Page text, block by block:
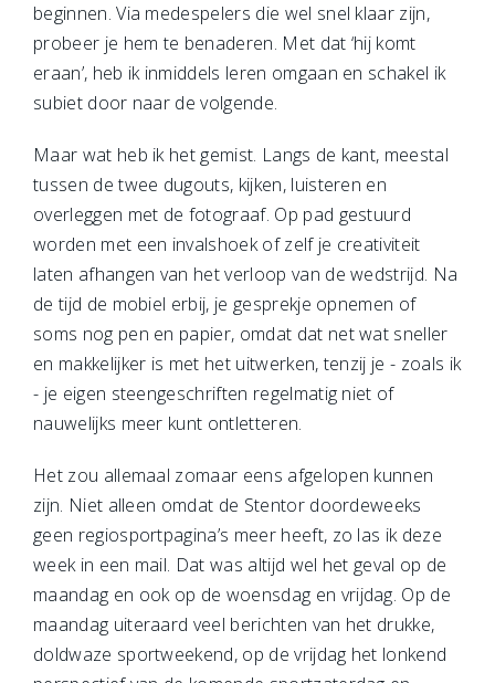
beginnen. Via medespelers die wel snel klaar zijn,
probeer je hem te benaderen. Met dat ‘hij komt
eraan’, heb ik inmiddels leren omgaan en schakel ik
subiet door naar de volgende.
Maar wat heb ik het gemist. Langs de kant, meestal
tussen de twee dugouts, kijken, luisteren en
overleggen met de fotograaf. Op pad gestuurd
worden met een invalshoek of zelf je creativiteit
laten afhangen van het verloop van de wedstrijd. Na
de tijd de mobiel erbij, je gesprekje opnemen of
soms nog pen en papier, omdat dat net wat sneller
en makkelijker is met het uitwerken, tenzij je - zoals ik
- je eigen steengeschriften regelmatig niet of
nauwelijks meer kunt ontletteren.
Het zou allemaal zomaar eens afgelopen kunnen
zijn. Niet alleen omdat de Stentor doordeweeks
geen regiosportpagina’s meer heeft, zo las ik deze
week in een mail. Dat was altijd wel het geval op de
maandag en ook op de woensdag en vrijdag. Op de
maandag uiteraard veel berichten van het drukke,
doldwaze sportweekend, op de vrijdag het lonkend